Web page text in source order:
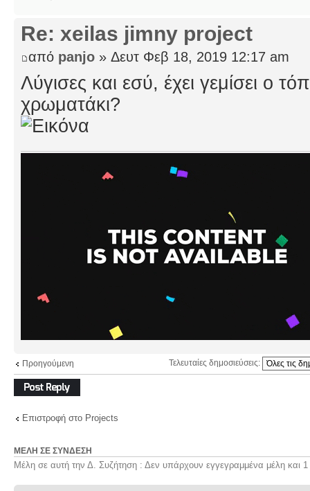
Re: xeilas jimny project
από panjo » Δευτ Φεβ 18, 2019 12:17 am
Λύγισες και εσύ, έχει γεμίσει ο
χρωματάκι?
Προηγούμενη Τελευταίες δημοσιεύσεις:
Δημιουργία
απάντησης
Επιστροφή στο Projects
ΜΈΛΗ ΣΕ ΣΎΝΔΕΣΗ
Μέλη σε αυτή την Δ. Συζήτηση : Δεν υπάρχουν εγγεγραμμένα μέλη και 1